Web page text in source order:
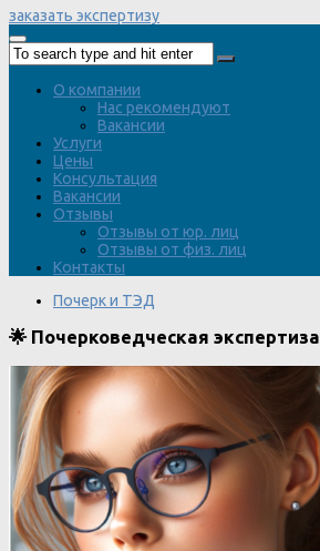
заказать экспертизу
О компании
Нас рекомендуют
Вакансии
Услуги
Цены
Консультация
Вакансии
Отзывы
Отзывы от юр. лиц
Отзывы от физ. лиц
Контакты
Почерк и ТЭД
🌟 Почерковедческая экспертиза